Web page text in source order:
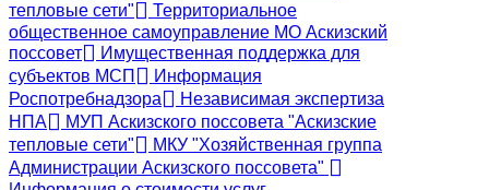
тепловые сети"
Территориальное
общественное самоуправление МО Аскизский
поссовет
Имущественная поддержка для
субъектов МСП
Информация
Роспотребнадзора
Независимая экспертиза
НПА
МУП Аскизского поссовета "Аскизские
тепловые сети"
МКУ "Хозяйственная группа
Администрации Аскизского поссовета"